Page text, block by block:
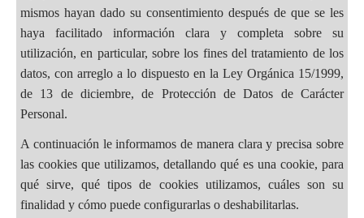
mismos hayan dado su consentimiento después de que se les
haya facilitado información clara y completa sobre su
utilización, en particular, sobre los fines del tratamiento de los
datos, con arreglo a lo dispuesto en la Ley Orgánica 15/1999,
de 13 de diciembre, de Protección de Datos de Carácter
Personal.
A continuación le informamos de manera clara y precisa sobre
las cookies que utilizamos, detallando qué es una cookie, para
qué sirve, qué tipos de cookies utilizamos, cuáles son su
finalidad y cómo puede configurarlas o deshabilitarlas.